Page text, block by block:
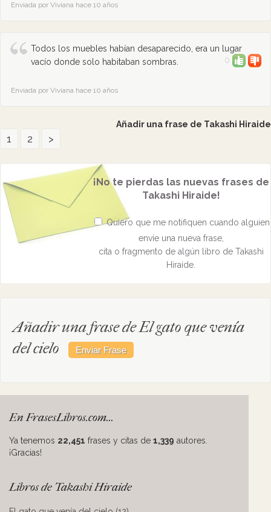
Enviada por Viviana hace 10 años
Todos los muebles habían desaparecido, era un lugar
vacío donde solo habitaban sombras.
0
Enviada por Viviana hace 10 años
Añadir una frase de Takashi Hiraide
1 2 >
¡No te pierdas las nuevas frases de
Takashi Hiraide!
Quiero que me notifiquen cuando alguien
envíe una nueva frase,
cita o fragmento de algún libro de Takashi
Hiraide.
Añadir una frase de El gato que venía
del cielo
En FrasesLibros.com...
Ya tenemos 22,451 frases y citas de 1,339 autores.
¡Gracias!
Libros de Takashi Hiraide